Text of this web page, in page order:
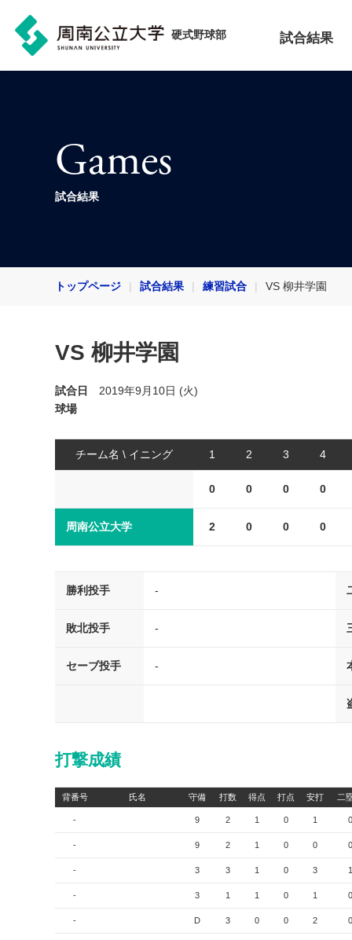
硬式野球部 試合結果
Games
試合結果
トップページ 試合結果 練習試合 VS 柳井学園
VS 柳井学園
試合日
2019年9月10日 (火)
球場
チーム名 \ イニング 1 2 3 4
0 0 0 0
周南公立大学 2 0 0 0
勝利投手 -
敗北投手 -
セーブ投手 -
打撃成績
背番号 氏名 守備 打数 得点 打点 安打 二
- 9 2 1 0 1 0
- 9 2 1 0 0 0
- 3 3 1 0 3 1
- 3 1 1 0 1 0
- D 3 0 0 2 0